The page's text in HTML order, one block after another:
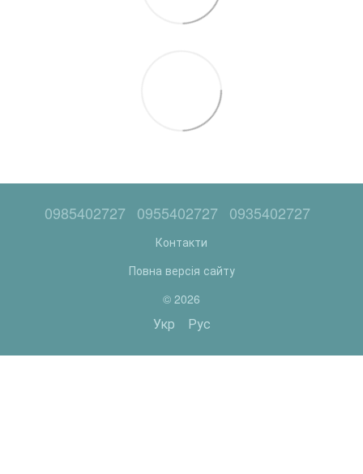
0985402727 0955402727 0935402727
Контакти
Повна версія сайту
© 2026
Укр Рус